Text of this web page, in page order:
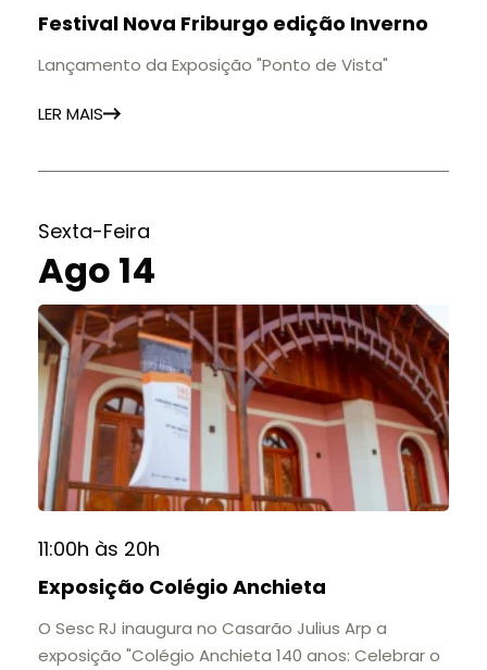
Festival Nova Friburgo edição Inverno
Lançamento da Exposição "Ponto de Vista"
LER MAIS
Sexta-Feira
Ago 14
11:00h às 20h
Exposição Colégio Anchieta
O Sesc RJ inaugura no Casarão Julius Arp a
exposição "Colégio Anchieta 140 anos: Celebrar o